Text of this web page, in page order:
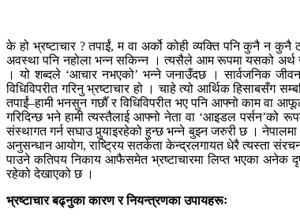
के हो भ्रष्टाचार ? तपाईं, म वा अर्को कोही व्यक्ति पनि कुनै न
अवस्था पनि नहोला भन्न सकिन्न । त्यसैले आम रूपमा यसको अर्थ
। यो शब्दले ‘आचार नभएको’ भन्ने जनाउँदछ । सार्वजनिक
विधिविपरीत गरिनु भ्रष्टाचार हो । चाहे त्यो आर्थिक हिसाबसँग
तपाईं–हामी भनसुन गर्छौँ र विधिविपरीत भए पनि आफ्नो काम वा
गरिदिन्छ भने हामी त्यस्तैलाई आफ्नो नेता वा ‘आइडल पर्सन’को
संस्थागत गर्न सघाउ पुर्‍याइरहेको हुन्छ भन्ने बुझ्न जरुरी छ ।
अनुसन्धान आयोग, राष्ट्रिय सतर्कता केन्द्रलगायत धेरै त्यस्ता
पाउने कतिपय निकाय आफैसमेत भ्रष्टाचारमा लिप्त भएका अनेक
रहेको देखाएको छ ।
भ्रष्टाचार बढ्नुका कारण र नियन्त्रणका उपायहरूः